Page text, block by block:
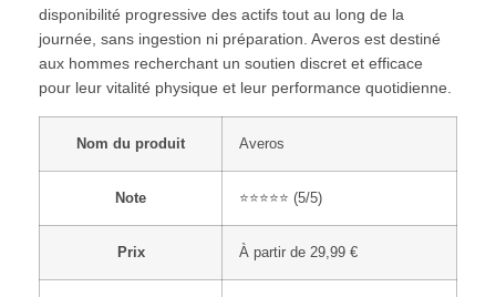
disponibilité progressive des actifs tout au long de la
journée, sans ingestion ni préparation. Averos est destiné
aux hommes recherchant un soutien discret et efficace
pour leur vitalité physique et leur performance quotidienne.
Nom du produit Averos
Note ⭐⭐⭐⭐⭐ (5/5)
Prix À partir de 29,99 €